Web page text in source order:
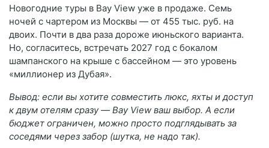
Новогодние туры в Bay View уже в продаже. Семь
ночей с чартером из Москвы — от 455 тыс. руб. на
двоих. Почти в два раза дороже июньского варианта.
Но, согласитесь, встречать 2027 год с бокалом
шампанского на крыше с бассейном — это уровень
«миллионер из Дубая».
Вывод: если вы хотите совместить люкс, яхты и доступ
к двум отелям сразу — Bay View ваш выбор. А если
бюджет ограничен, можно просто подглядывать за
соседями через забор (шутка, не надо так).